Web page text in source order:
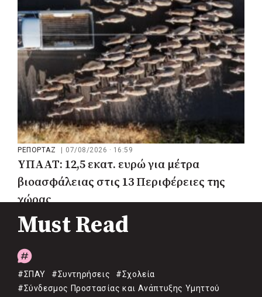
ΡΕΠΟΡΤΑΖ 07/08/2026 · 16:59
ΥΠΑΑΤ: 12,5 εκατ. ευρώ για μέτρα
βιοασφάλειας στις 13 Περιφέρειες της
χώρας
Must Read
#ΣΠΑΥ #Συντηρήσεις
#Σχολεία
#Σύνδεσμος Προστασίας και Ανάπτυξης Υμηττού